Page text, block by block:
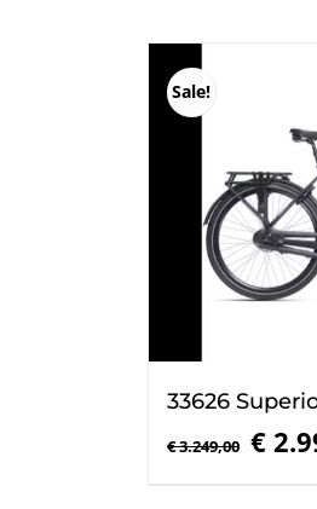
Sale!
33626
€3.249,00 €